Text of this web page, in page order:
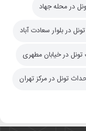
در محله جهاد
در بلوار سعادت آباد
در خیابان مطهری
تونل در مرکز تهران